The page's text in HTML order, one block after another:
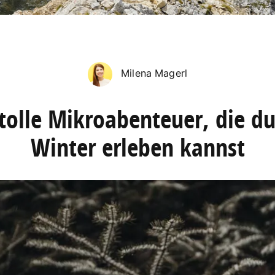
Milena Magerl
Mikroabenteuer, die
Winter erleben kannst